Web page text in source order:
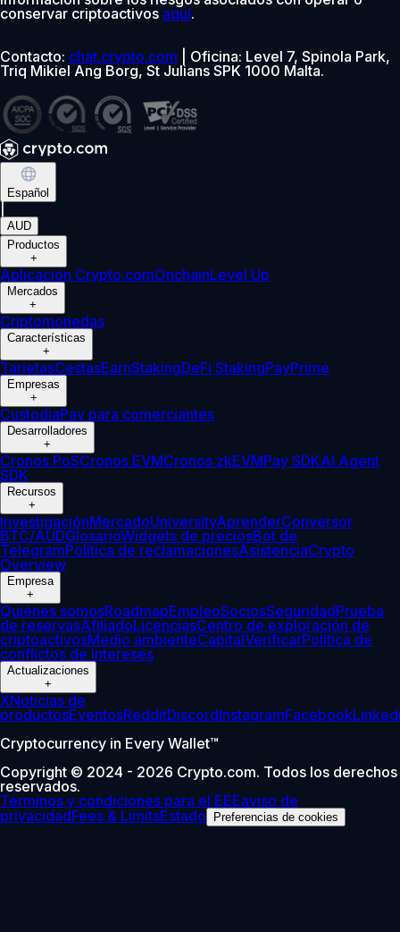
conservar criptoactivos aquí.
Contacto: chat.crypto.com | Oficina: Level 7, Spinola Park,
Triq Mikiel Ang Borg, St Julians SPK 1000 Malta.
Español
AUD
Productos
+
Aplicación Crypto.comOnchainLevel Up
Mercados
+
Criptomonedas
Características
+
TarjetasCestasEarnStakingDeFi StakingPayPrime
Empresas
+
CustodiaPay para comerciantes
Desarrolladores
+
Cronos PoSCronos EVMCronos zkEVMPay SDKAI Agent
SDK
Recursos
+
InvestigaciónMercadoUniversityAprenderConversor
BTC/AUDGlosarioWidgets de preciosBot de
TelegramPolítica de reclamacionesAsistenciaCrypto
Overview
Empresa
+
Quiénes somosRoadmapEmpleoSociosSeguridadPrueba
de reservasAfiliadoLicenciasCentro de exploración de
criptoactivosMedio ambienteCapitalVerificarPolítica de
conflictos de intereses
Actualizaciones
+
XNoticias de
productosEventosRedditDiscordInstagramFacebook
Cryptocurrency in Every Wallet™
Copyright © 2024 - 2026 Crypto.com. Todos los derechos
reservados.
Términos y condiciones para el EEEaviso de
privacidadFees & LimitsEstado Preferencias de cookies